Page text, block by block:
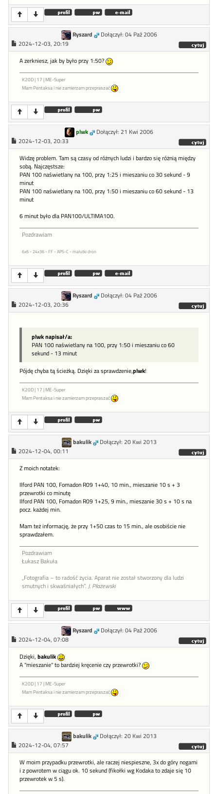
Ryszard
Dołączył: 04 Paź 2006
2024-12-03, 20:19
A zerkniesz, jak by było przy 1:50?
K20D | 17 | ME-Super
Mam Pentaksa i nie zamierzam przepraszać
plwk
Dołączył: 21 Kwi 2006
2024-12-03, 20:33
Widzę problem. Tam są czasy od różnych ludzi i bardzo się różnią między
sobą. Najczęstsze:
PAN 100 naświetlany na 100, przy 1:25 i mieszaniu co 30 sekund - 9
minut
PAN 100 naświetlany na 100, przy 1:50 i mieszaniu co 60 sekund - 13
minut
6 minut było dla PAN100/ULTIMA100.
Pozdrawiam
6x6 - 24x36 - FF - APS-C - malutki dron
Ryszard
Dołączył: 04 Paź 2006
2024-12-03, 20:36
plwk napisał/a:
PAN 100 naświetlany na 100, przy 1:50 i mieszaniu co 60
sekund - 13 minut
Pójdę chyba tą ścieżką. Dzięki za sprawdzenie,plwk!
K20D | 17 | ME-Super
Mam Pentaksa i nie zamierzam przepraszać
bakulik
Dołączył: 20 Kwi 2013
2024-12-04, 00:11
Z moich notatek:
Ilford PAN 100, Fomadon R09 1+40, 10 min., mieszanie 10 s + 3
przewrotki co minutę
Ilford PAN 100, Fomadon R09 1+25, 9 min., mieszanie 30 s + 10 s na
pocz. każdej min.
Mam też informację, że przy 1+50 czas to 15 min., ale osobiście nie
sprawdzałem.
Pozdrawiam
Łukasz Bakuła
„Fotografia – to radość życia. Aparat nie został stworzony dla ludzi
smutnych i skwaśniałych”. J. Płażewski
Ryszard
Dołączył: 04 Paź 2006
2024-12-04, 07:08
Dzięki, bakulik
A "mieszanie" to bardziej kręcenie czy przewrotki?
K20D | 17 | ME-Super
Mam Pentaksa i nie zamierzam przepraszać
bakulik
Dołączył: 20 Kwi 2013
2024-12-04, 07:57
W moim przypadku przewrotki, ale raczej niespieszne, 3x do góry nogami
i z powrotem w ciągu ok. 10 sekund (fikołki wg Kodaka to zdaje się 10
przewrotek w 5 s).